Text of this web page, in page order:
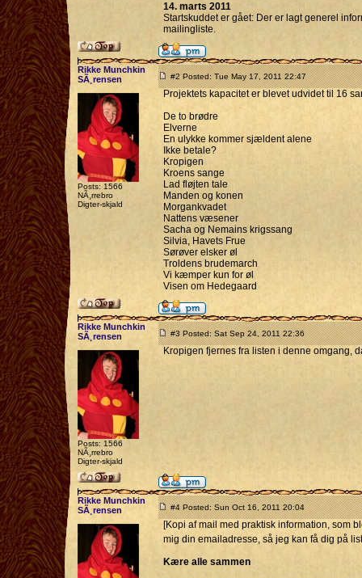
14. marts 2011
Startskuddet er gået: Der er lagt generel
mailingliste.
Rikke Munchkin
SÃ¸rensen
Posts: 1566
NÃ¸rrebro
Digter-skjald
#2 Posted: Tue May 17, 2011 22:47
Projektets kapacitet er blevet udvidet til 16
De to brødre
Elverne
En ulykke kommer sjældent alene
Ikke betale?
Kropigen
Kroens sange
Lad fløjten tale
Manden og konen
Morgankvadet
Nattens væsener
Sacha og Nemains krigssang
Silvia, Havets Frue
Sørøver elsker øl
Troldens brudemarch
Vi kæmper kun for øl
Visen om Hedegaard
Rikke Munchkin
SÃ¸rensen
Posts: 1566
NÃ¸rrebro
Digter-skjald
#3 Posted: Sat Sep 24, 2011 22:36
Kropigen fjernes fra listen i denne omgang,
Rikke Munchkin
SÃ¸rensen
#4 Posted: Sun Oct 16, 2011 20:04
[Kopi af mail med praktisk information, som
mig din emailadresse, så jeg kan få dig på
Kære alle sammen